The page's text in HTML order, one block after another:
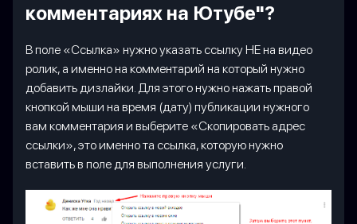
комментариях на Ютубе"?
В поле «Ссылка» нужно указать ссылку НЕ на видео
ролик, а именно на комментарий на который нужно
добавить дизлайки. Для этого нужно нажать правой
кнопкой мыши на время (дату) публикации нужного
вам комментария и выберите «Скопировать адрес
ссылки», это именно та ссылка, которую нужно
вставить в поле для выполнения услуги.